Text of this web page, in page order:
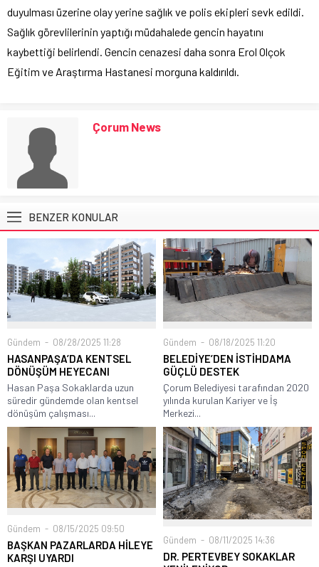
duyulması üzerine olay yerine sağlık ve polis ekipleri sevk edildi.
Sağlık görevlilerinin yaptığı müdahalede gencin hayatını
kaybettiği belirlendi. Gencin cenazesi daha sonra Erol Olçok
Eğitim ve Araştırma Hastanesi morguna kaldırıldı.
Çorum News
BENZER KONULAR
Gündem 08/28/2025 11:28
HASANPAŞA’DA KENTSEL
DÖNÜŞÜM HEYECANI
Hasan Paşa Sokaklarda uzun
süredir gündemde olan kentsel
dönüşüm çalışması...
Gündem 08/18/2025 11:20
BELEDİYE’DEN İSTİHDAMA
GÜÇLÜ DESTEK
Çorum Belediyesi tarafından 2020
yılında kurulan Kariyer ve İş
Merkezi...
Gündem 08/15/2025 09:50
BAŞKAN PAZARLARDA HİLEYE
KARŞI UYARDI
Gündem 08/11/2025 14:36
DR. PERTEVBEY SOKAKLAR